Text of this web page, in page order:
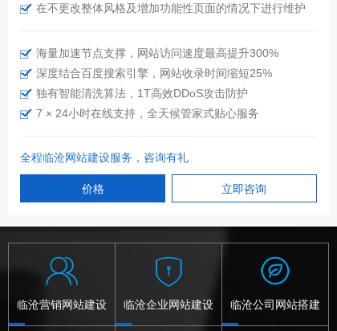
在不更改整体风格及增加功能性页面的情况下进行维护
海量加速节点支撑，网站访问速度最高提升300%
深度结合百度搜索引擎，网站收录时间缩短25%
独有智能清洗算法，1T高效DDoS攻击防护
7 × 24小时在线支持，全天候管家式贴心服务
全程临沧网站建设服务，咨询有礼
价格 立即咨询
临沧营销网站建设 临沧企业网站建设 临沧公司网站搭建